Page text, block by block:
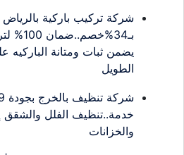
شركة تركيب باركية بالرياض
يضمن ثبات ومتانة الباركيه
الطويل
خدمة..تنظيف الفلل والشقق
والخزانات